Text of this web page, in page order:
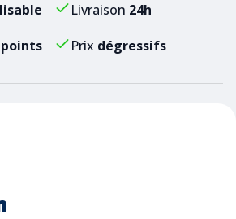
Livraison 24h
Prix dégressifs